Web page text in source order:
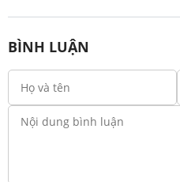
BÌNH LUẬN